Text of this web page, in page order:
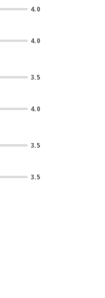
4.0
4.0
3.5
4.0
3.5
3.5